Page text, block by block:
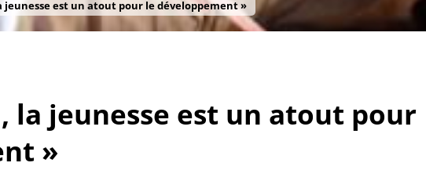
jeunesse est un atout pour le développement »
la jeunesse est un atout pour
»